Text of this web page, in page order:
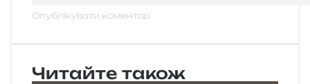
Читайте також